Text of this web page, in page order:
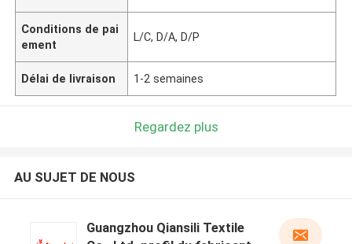
Conditions de pai
ement
L/C, D/A, D/P
Délai de livraison 1-2 semaines
Regardez plus
AU SUJET DE NOUS
Guangzhou Qiansili Textile